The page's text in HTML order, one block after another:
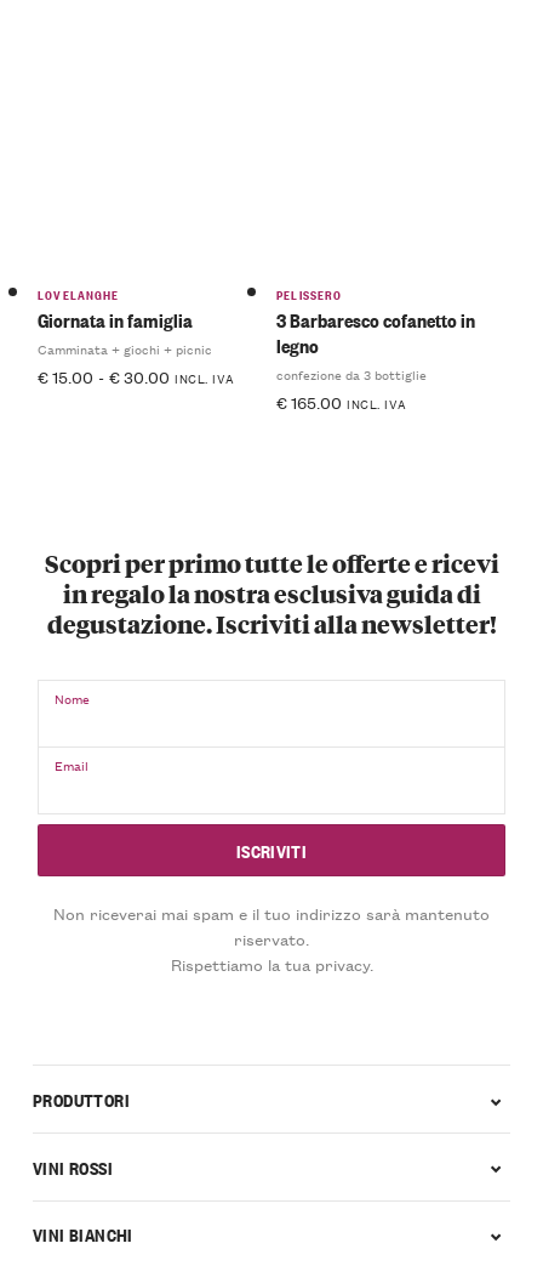
LOVELANGHE
Giornata in famiglia
Camminata + giochi + picnic
€15.00 - €30.00 INCL. IVA
PELISSERO
3 Barbaresco cofanetto in
legno
confezione da 3 bottiglie
€165.00 INCL. IVA
Scopri per primo tutte le offerte e ricevi
in regalo la nostra esclusiva guida di
degustazione. Iscriviti alla newsletter!
Nome
Email
Non riceverai mai spam e il tuo indirizzo sarà mantenuto
riservato.
Rispettiamo la tua privacy.
PRODUTTORI
VINI ROSSI
VINI BIANCHI